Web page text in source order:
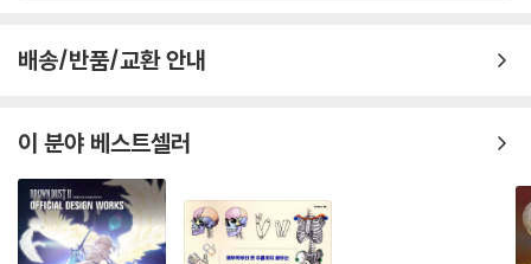
배송/반품/교환 안내
이 분야 베스트셀러